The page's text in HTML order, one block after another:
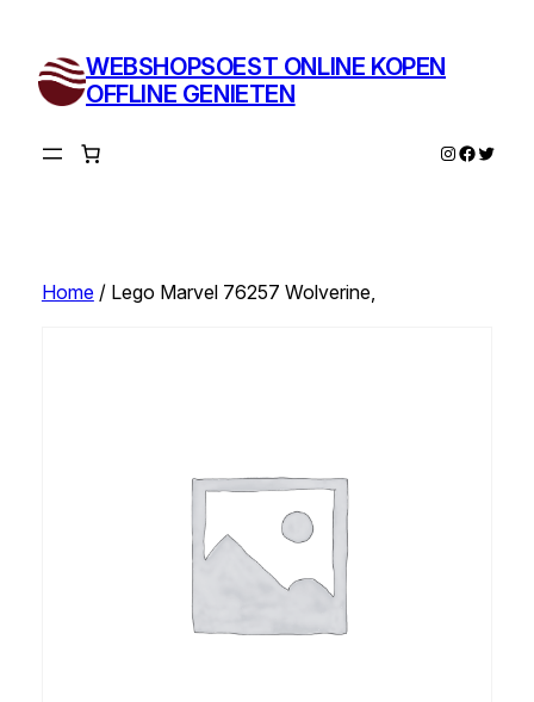
inhoud
WEBSHOPSOEST ONLINE KOPEN
OFFLINE GENIETEN
Instagram
Twitter
Home/ Lego Marvel 76257 Wolverine,